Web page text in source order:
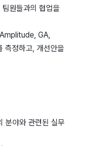
원들과의 협업을
GA,
측정하고, 개선안을
분야와 관련된 실무